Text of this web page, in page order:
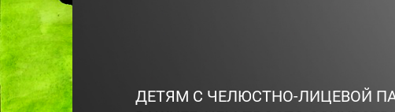
ДЕТЯМ С ЧЕЛЮСТНО-ЛИЦЕВОЙ